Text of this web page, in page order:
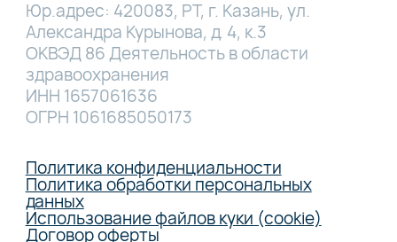
Юр.адрес: 420083, РТ, г. Казань, ул.
Александра Курынова, д. 4, к.3
ОКВЭД 86 Деятельность в области
здравоохранения
ИНН 1657061636
ОГРН 1061685050173
Политика конфиденциальности
Политика обработки персональных
данных
Использование файлов куки (cookie)
Договор оферты